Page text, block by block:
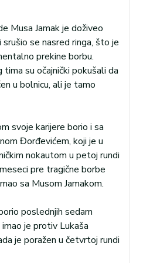
Musa Jamak je doživeo
srušio se nasred ringa, što je
prekine borbu.
su očajnički pokušali da
u bolnicu, ali je tamo
svoje karijere borio i sa
Đorđevićem, koji je u
nokautom u petoj rundi
pre tragične borbe
sa Musom Jamakom.
poslednjih sedam
je protiv Lukaša
je poražen u četvrtoj rundi